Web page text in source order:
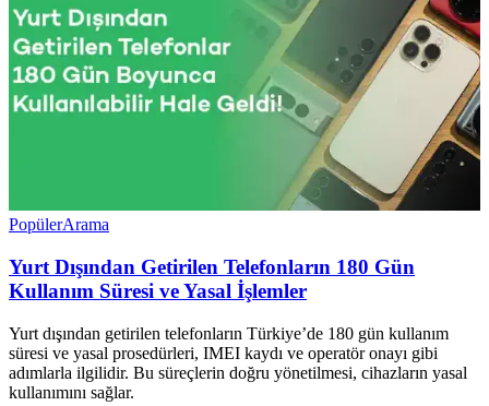
PopülerArama
Yurt Dışından Getirilen Telefonların 180 Gün
Kullanım Süresi ve Yasal İşlemler
Yurt dışından getirilen telefonların Türkiye’de 180 gün kullanım
süresi ve yasal prosedürleri, IMEI kaydı ve operatör onayı gibi
adımlarla ilgilidir. Bu süreçlerin doğru yönetilmesi, cihazların yasal
kullanımını sağlar.